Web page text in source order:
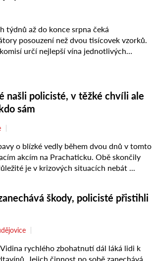
týdnů až do konce srpna čeká
dvou tisícovek vzorků.
určí nejlepší vína jednotlivých
se posléze utkají o…
našli policisté, v těžké chvíli ale
sám
o blízké vedly během dvou dnů v tomto
akcím na Prachaticku. Obě skončily
je v krizových situacích nebát ...
škody, policisté přistihli
rychlého zbohatnutí dál láká lidi k
Jejich činnost po sobě zanechává